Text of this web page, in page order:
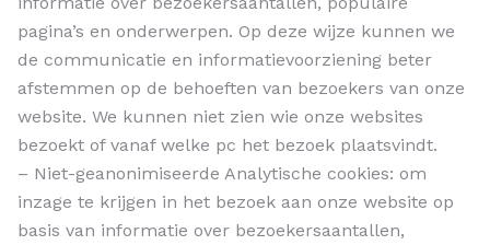
pagina’s en onderwerpen. Op deze wijze kunnen we
de communicatie en informatievoorziening beter
afstemmen op de behoeften van bezoekers van onze
website. We kunnen niet zien wie onze websites
bezoekt of vanaf welke pc het bezoek plaatsvindt.
– Niet-geanonimiseerde Analytische cookies: om
inzage te krijgen in het bezoek aan onze website op
basis van informatie over bezoekersaantallen,